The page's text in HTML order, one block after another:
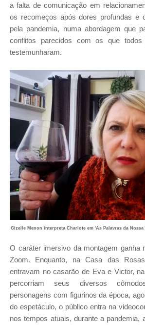
a falta de comunicação em
os recomeços após dores profundas e
pela pandemia, numa abordagem que
conflitos parecidos com os que
testemunharam.
Gizelle Menon interpreta Charlote em 'As Palavras da
O caráter imersivo da montagem ganha
Zoom. Enquanto, na Casa das
entravam no casarão de Eva e Victor,
percorriam seus diversos
personagens com figurinos da época,
do espetáculo, o público entra na
nos tempos atuais, durante a pandemia,